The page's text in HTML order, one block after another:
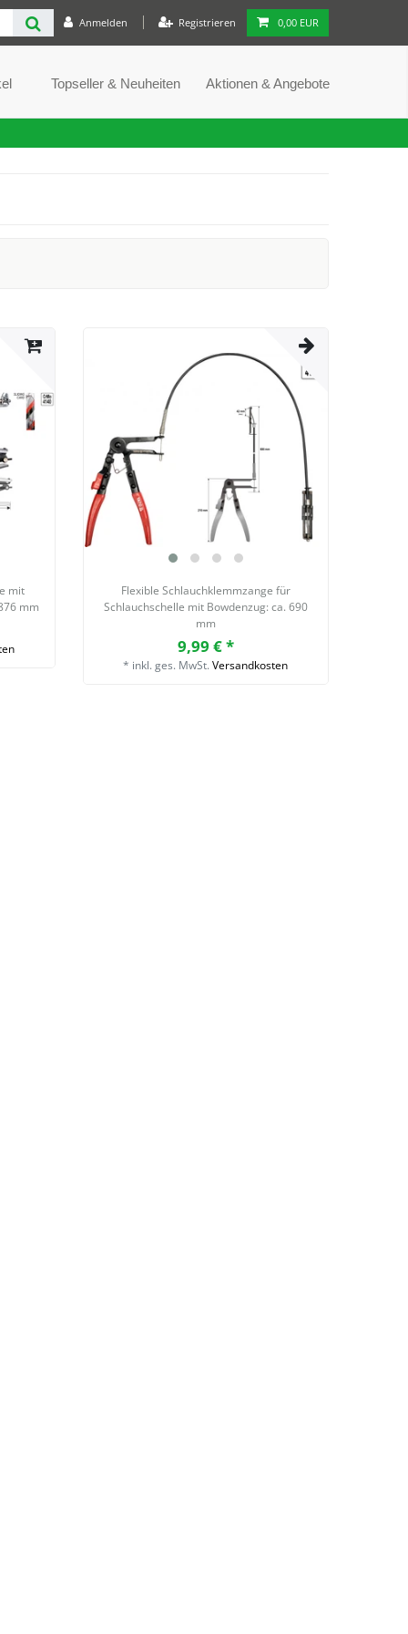
Anmelden Registrieren 0,00 EUR
Topseller & Neuheiten Aktionen & Angebote
mit
mm
Flexible Schlauchklemmzange für
Schlauchschelle mit Bowdenzug: ca. 690
mm
9,99 € *
* inkl. ges. MwSt. Versandkosten